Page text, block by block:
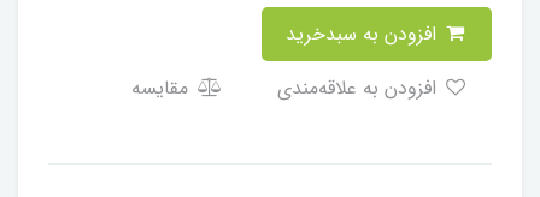
مقایسه